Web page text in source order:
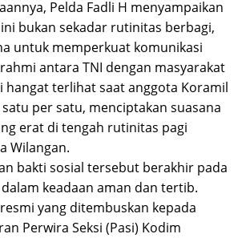
Pelda Fadli H menyampaikan
bukan sekadar rutinitas berbagi,
untuk memperkuat komunikasi
antara TNI dengan masyarakat
hangat terlihat saat anggota Koramil
per satu, menciptakan suasana
erat di tengah rutinitas pagi
Wilangan.
bakti sosial tersebut berakhir pada
dalam keadaan aman dan tertib.
yang ditembuskan kepada
Perwira Seksi (Pasi) Kodim